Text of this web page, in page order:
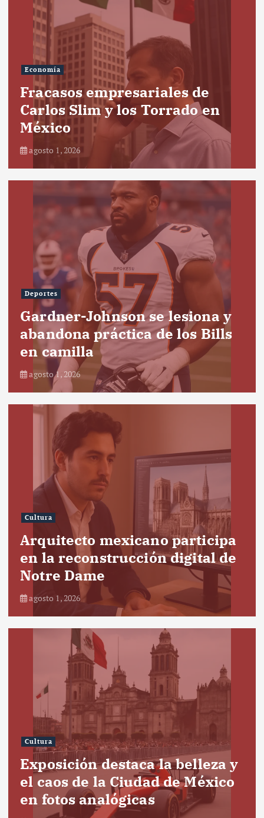
Economía
Fracasos empresariales de
Carlos Slim y los Torrado en
México
agosto 1, 2026
Deportes
Gardner-Johnson se lesiona y
abandona práctica de los Bills
en camilla
agosto 1, 2026
Cultura
Arquitecto mexicano participa
en la reconstrucción digital de
Notre Dame
agosto 1, 2026
Cultura
Exposición destaca la belleza y
el caos de la Ciudad de México
en fotos analógicas